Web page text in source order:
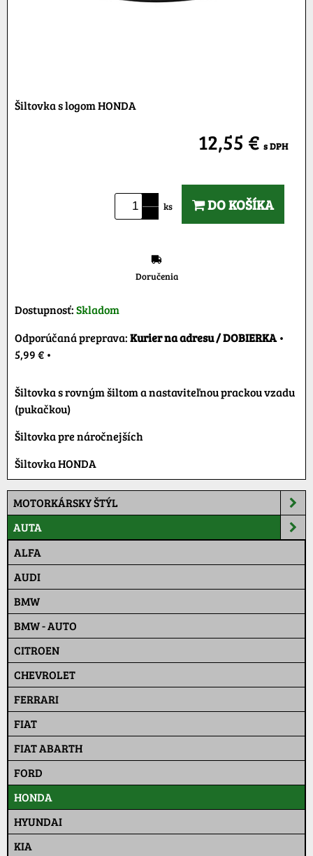
Šiltovka s logom HONDA
12,55 € s DPH
ks DO KOŠÍKA
Doručenia
Dostupnosť:Skladom
Kurier na adresu / DOBIERKA•
5,99 € •
Šiltovka s rovným šiltom a nastaviteľnou prackou vzadu
(pukačkou)
Šiltovka pre náročnejších
Šiltovka HONDA
MOTORKÁRSKY ŠTÝL
AUTA
ALFA
AUDI
BMW
BMW - AUTO
CITROEN
CHEVROLET
FERRARI
FIAT
FIAT ABARTH
FORD
HONDA
HYUNDAI
KIA